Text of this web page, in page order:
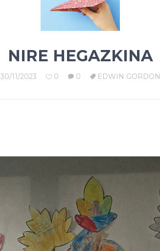
NIRE HEGAZKINA
30/11/2023 0 0 EDWIN GORDON